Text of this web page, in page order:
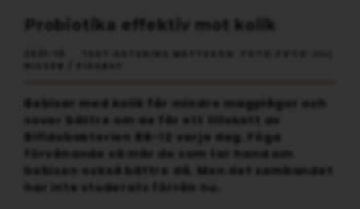
Probiotika effektiv mot kolik
Bebisar med kolik får mindre magplågor och
sover bättre om de får ett tillskott av
Bifidobakterien BB-12 varje dag. Föga
förvånande så mår de som tar hand om
bebisen också bättre då. Men det sambandet
har inte studerats förrän nu.